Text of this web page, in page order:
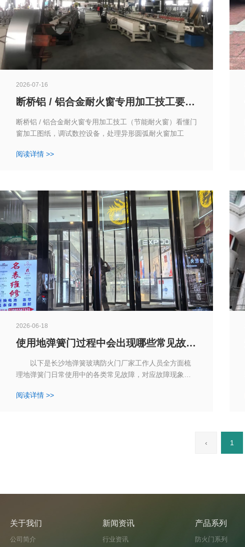
2026-07-16
断桥铝 / 铝合金耐火窗专用加工技工要求
断桥铝 / 铝合金耐火窗专用加工技工（节能耐火窗）看懂门
窗加工图纸，调试数控设备，处理异形圆弧耐火窗加工
阅读详情 >>
2026-06-18
使用地弹簧门过程中会出现哪些常见故
以下是长沙地弹簧玻璃防火门厂家工作人员全方面梳
理地弹簧门日常使用中的各类常见故障，对应故障现象、
景。
阅读详情 >>
‹ 1
关于我们
公司简介
新闻资讯
行业资讯
产品系列
防火门系列